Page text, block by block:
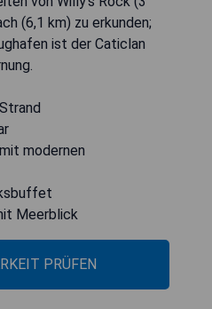
(6,1 km) zu erkunden;
ist der Caticlan
modernen
Meerblick
PRÜFEN